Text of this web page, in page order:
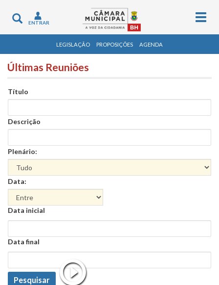
Toggle
navigation
ENTRAR
LEGISLAÇÃO PROPOSIÇÕES AGENDA
Últimas Reuniões
Título
Descrição
Plenário:
Data:
Data
Data inicial
Data
Data final
Data
Pesquisar